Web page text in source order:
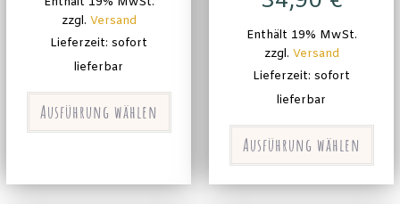
zzgl. Versand
Lieferzeit: sofort
lieferbar
Ausführung wählen
Enthält 19% MwSt.
zzgl. Versand
Lieferzeit: sofort
lieferbar
Ausführung wählen